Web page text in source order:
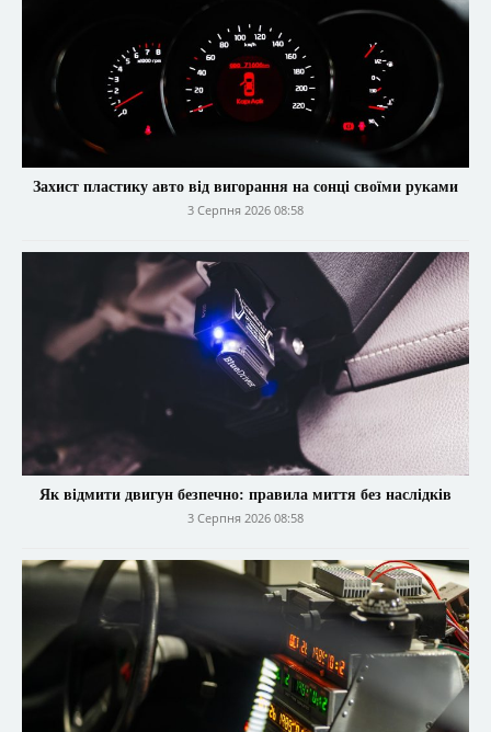
Захист пластику авто від вигорання на сонці своїми руками
3 Серпня 2026 08:58
Як відмити двигун безпечно: правила миття без наслідків
3 Серпня 2026 08:58